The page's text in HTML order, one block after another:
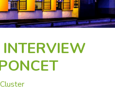
Cluster